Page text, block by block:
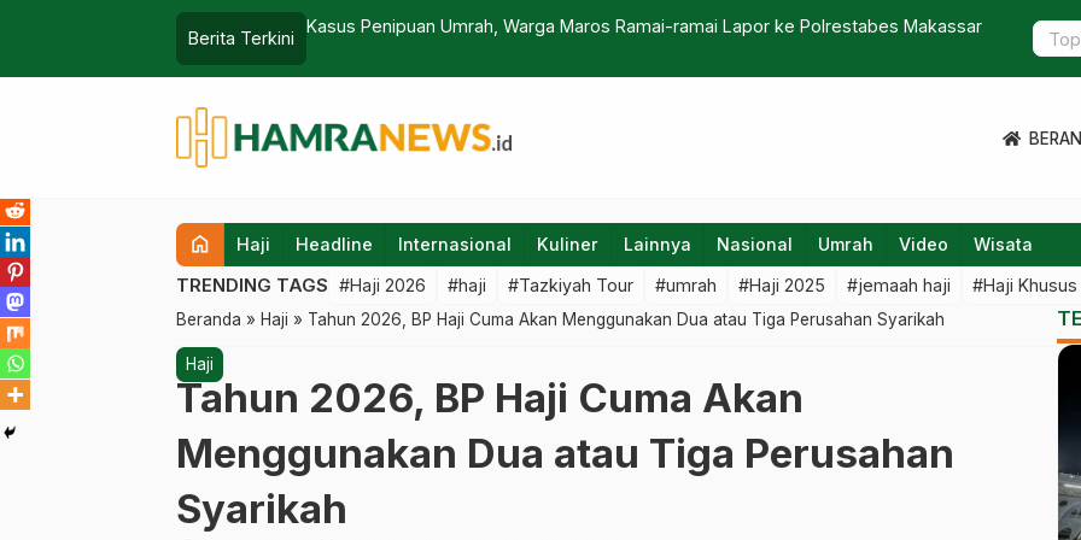
Berita Terkini
Kasus Penipuan Umrah, Warga Maros Ramai-ramai Lapor ke Polrestabes Makassar
home Haji Headline Internasional Kuliner Lainnya Nasional Umrah Video Wisata
TRENDING TAGS #Haji 2026 #haji #Tazkiyah Tour #umrah #Haji 2025 #jemaah haji #Haji Khusus
Beranda » Haji » Tahun 2026, BP Haji Cuma Akan Menggunakan Dua atau Tiga Perusahan Syarikah
Haji
Tahun 2026, BP Haji Cuma Akan
Menggunakan Dua atau Tiga Perusahan
Syarikah